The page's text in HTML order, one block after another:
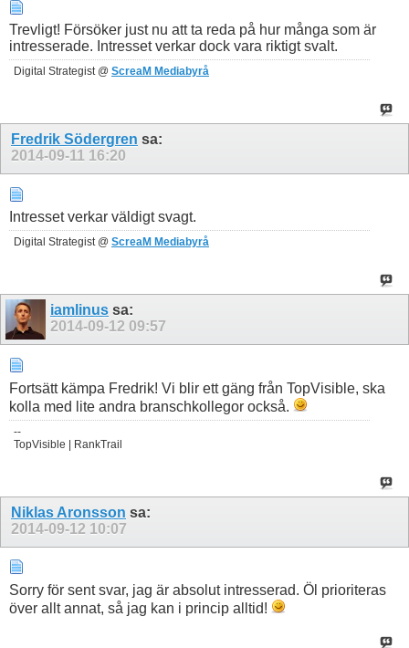
Trevligt! Försöker just nu att ta reda på hur många som är
intresserade. Intresset verkar dock vara riktigt svalt.
Digital Strategist @ ScreaM Mediabyrå
Fredrik Södergren sa:
2014-09-11 16:20
Intresset verkar väldigt svagt.
Digital Strategist @ ScreaM Mediabyrå
iamlinus sa:
2014-09-12 09:57
Fortsätt kämpa Fredrik! Vi blir ett gäng från TopVisible, ska
kolla med lite andra branschkollegor också.
--
TopVisible | RankTrail
Niklas Aronsson sa:
2014-09-12 10:07
Sorry för sent svar, jag är absolut intresserad. Öl prioriteras
över allt annat, så jag kan i princip alltid!